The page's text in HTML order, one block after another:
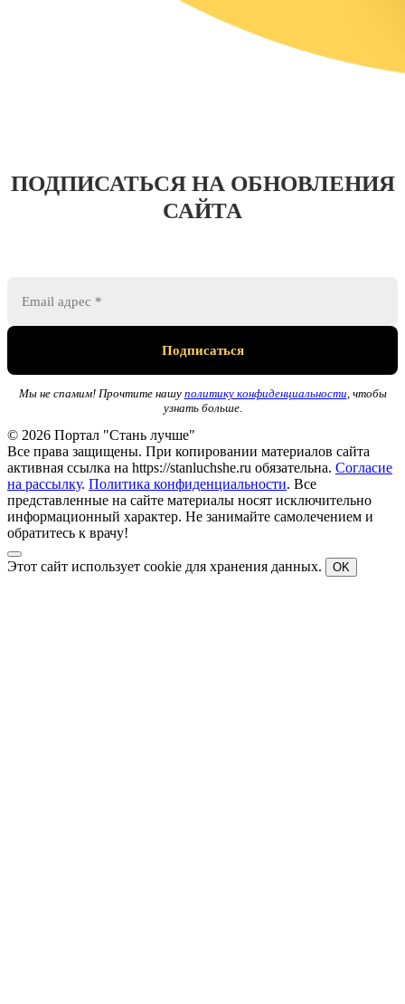
ПОДПИСАТЬСЯ НА ОБНОВЛЕНИЯ
САЙТА
Мы не спамим! Прочтите нашу политику конфиденциальности , чтобы
узнать больше.
© 2026 Портал "Стань лучше"
Все права защищены. При копировании материалов сайта
активная ссылка на https://stanluchshe.ru обязательна. Согласие
на рассылку. Политика конфиденциальности. Все
представленные на сайте материалы носят исключительно
информационный характер. Не занимайте самолечением и
обратитесь к врачу!
Этот сайт использует cookie для хранения данных. OK